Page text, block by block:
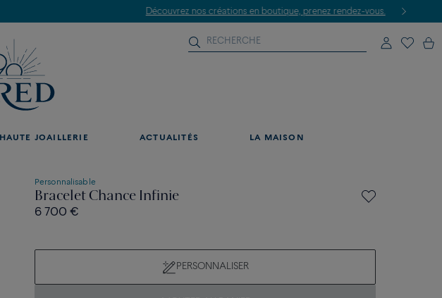
HAUTE JOAILLERIE ACTUALITÉS LA MAISON
Personnalisable
Bracelet Chance Infinie
6 700 €
PERSONNALISER